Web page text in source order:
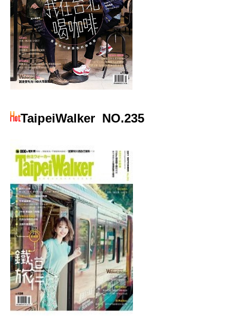
TaipeiWalker NO.235